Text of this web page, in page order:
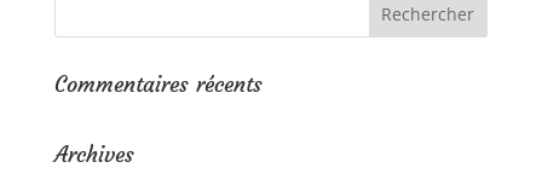
Commentaires récents
Archives